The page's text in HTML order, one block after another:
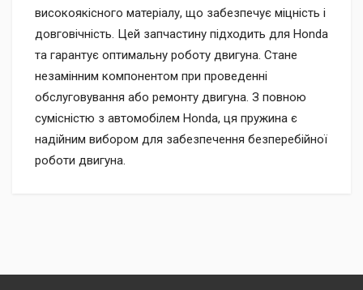
високоякісного матеріалу, що забезпечує міцність і
довговічність. Цей запчастину підходить для Honda
та гарантує оптимальну роботу двигуна. Стане
незамінним компонентом при проведенні
обслуговування або ремонту двигуна. З повною
сумісністю з автомобілем Honda, ця пружина є
надійним вибором для забезпечення безперебійної
роботи двигуна.